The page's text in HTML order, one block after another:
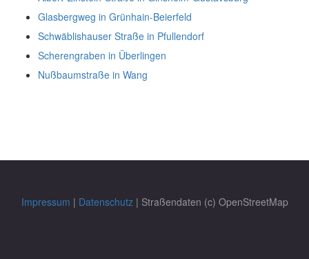
Glasbergweg in Grünhain-Beierfeld
Schwäblishauser Straße in Pfullendorf
Scherengraben in Überlingen
Nußbaumstraße in Wang
Impressum | Datenschutz| Straßendaten (c) OpenStreetMap